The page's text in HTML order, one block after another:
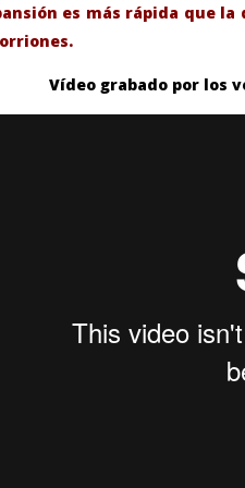
y Más Madrid,
de las
en Coslada.
Catedral
es más rápida que
Vídeo grabado por los